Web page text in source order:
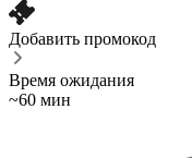
Добавить промокод
Время ожидания
~60 мин